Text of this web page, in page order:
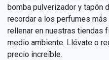
bomba pulverizador y tapón
recordar a los perfumes
rellenar en nuestras tiendas
medio ambiente. Llévate o
precio increíble.